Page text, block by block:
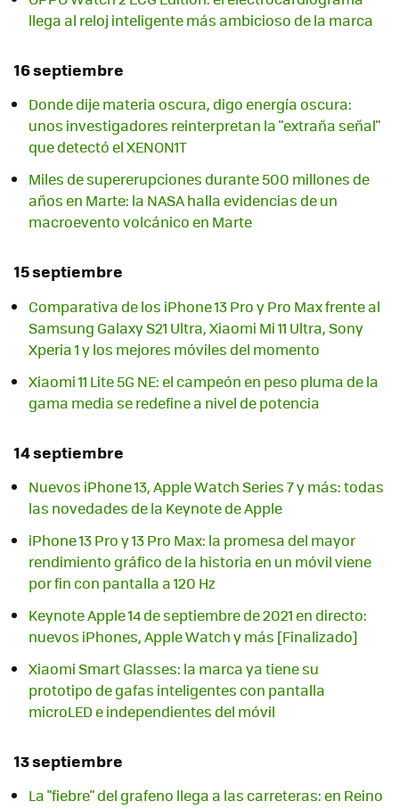
llega al reloj inteligente más ambicioso de la marca
16 septiembre
Donde dije materia oscura, digo energía oscura:
unos investigadores reinterpretan la "extraña señal"
que detectó el XENON1T
Miles de supererupciones durante 500 millones de
años en Marte: la NASA halla evidencias de un
macroevento volcánico en Marte
15 septiembre
Comparativa de los iPhone 13 Pro y Pro Max frente al
Samsung Galaxy S21 Ultra, Xiaomi Mi 11 Ultra, Sony
Xperia 1 y los mejores móviles del momento
Xiaomi 11 Lite 5G NE: el campeón en peso pluma de la
gama media se redefine a nivel de potencia
14 septiembre
Nuevos iPhone 13, Apple Watch Series 7 y más: todas
las novedades de la Keynote de Apple
iPhone 13 Pro y 13 Pro Max: la promesa del mayor
rendimiento gráfico de la historia en un móvil viene
por fin con pantalla a 120 Hz
Keynote Apple 14 de septiembre de 2021 en directo:
nuevos iPhones, Apple Watch y más [Finalizado]
Xiaomi Smart Glasses: la marca ya tiene su
prototipo de gafas inteligentes con pantalla
microLED e independientes del móvil
13 septiembre
La "fiebre" del grafeno llega a las carreteras: en Reino